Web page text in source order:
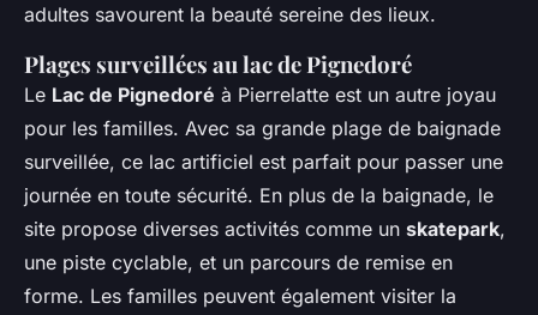
adultes savourent la beauté sereine des lieux.
Plages surveillées au lac de Pignedoré
Le Lac de Pignedoré à Pierrelatte est un autre joyau
pour les familles. Avec sa grande plage de baignade
surveillée, ce lac artificiel est parfait pour passer une
journée en toute sécurité. En plus de la baignade, le
site propose diverses activités comme un skatepark,
une piste cyclable, et un parcours de remise en
forme. Les familles peuvent également visiter la